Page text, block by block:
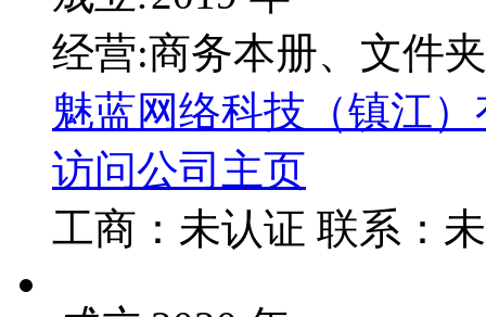
经营:商务本册、文件
魅蓝网络科技（镇江
访问公司主页
工商： 未认证 联系：